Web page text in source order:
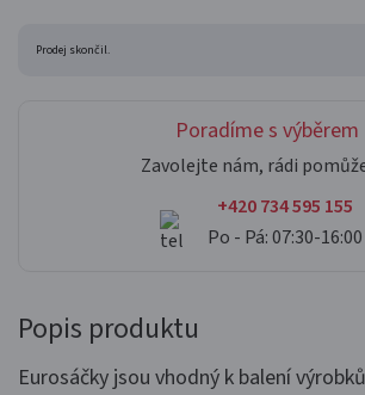
Prodej skončil.
Poradíme s výběrem
Zavolejte nám, rádi
+420 734 595 155
Po - Pá: 07:30-16:00
Popis produktu
Eurosáčky jsou vhodný k balení